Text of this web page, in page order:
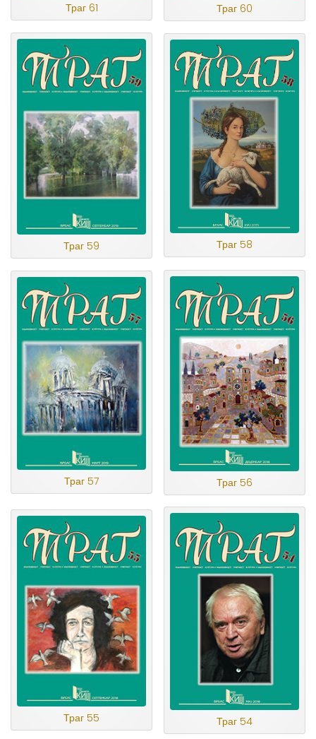
Траг 61 Траг 60
Траг 59 Траг 58
Траг 57 Траг 56
Траг 55 Траг 54